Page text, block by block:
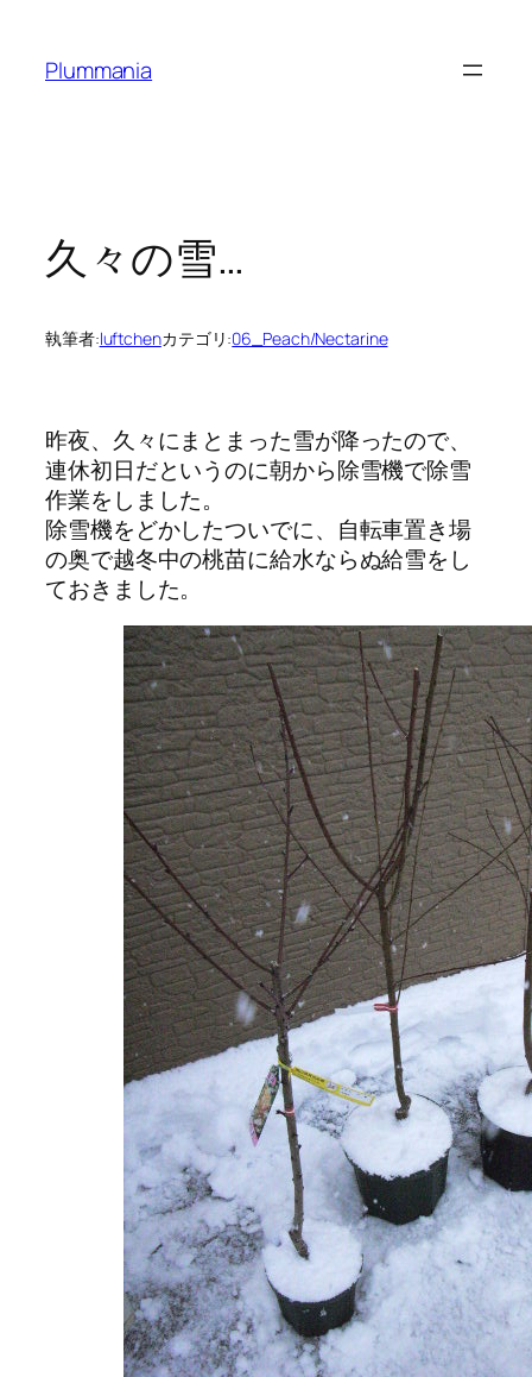
Plummania
久々の雪…
執筆者:luftchenカテゴリ:06_Peach/Nectarine
昨夜、久々にまとまった雪が降ったので、
連休初日だというのに朝から除雪機で除雪
作業をしました。
除雪機をどかしたついでに、自転車置き場
の奥で越冬中の桃苗に給水ならぬ給雪をし
ておきました。